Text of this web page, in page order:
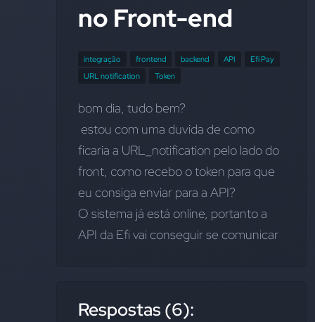
no Front-end
integração frontend backend API
Efí Pay
URL notification
Token
bom dia, tudo bem?
ficaria a URL_notification pelo lado do
front, como recebo o token para que
eu consiga enviar para a API?
O sistema já está online, portanto a
API da Efi vai conseguir se comunicar
Respostas (6):